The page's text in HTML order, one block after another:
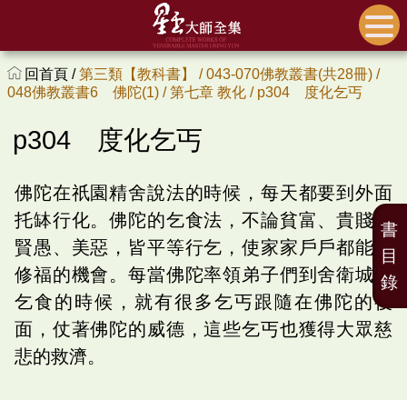
回首頁 /第三類【教科書】 /043-070佛教叢書(共28冊) /
048佛教叢書6 佛陀(1) /第七章 教化 / p304 度化乞丐
p304 度化乞丐
佛陀在祇園精舍說法的時候，每天都要到外面
托缽行化。佛陀的乞食法，不論貧富、貴賤、
賢愚、美惡，皆平等行乞，使家家戶戶都能有
修福的機會。每當佛陀率領弟子們到舍衛城裡
乞食的時候，就有很多乞丐跟隨在佛陀的後
面，仗著佛陀的威德，這些乞丐也獲得大眾慈
悲的救濟。
書
目
錄